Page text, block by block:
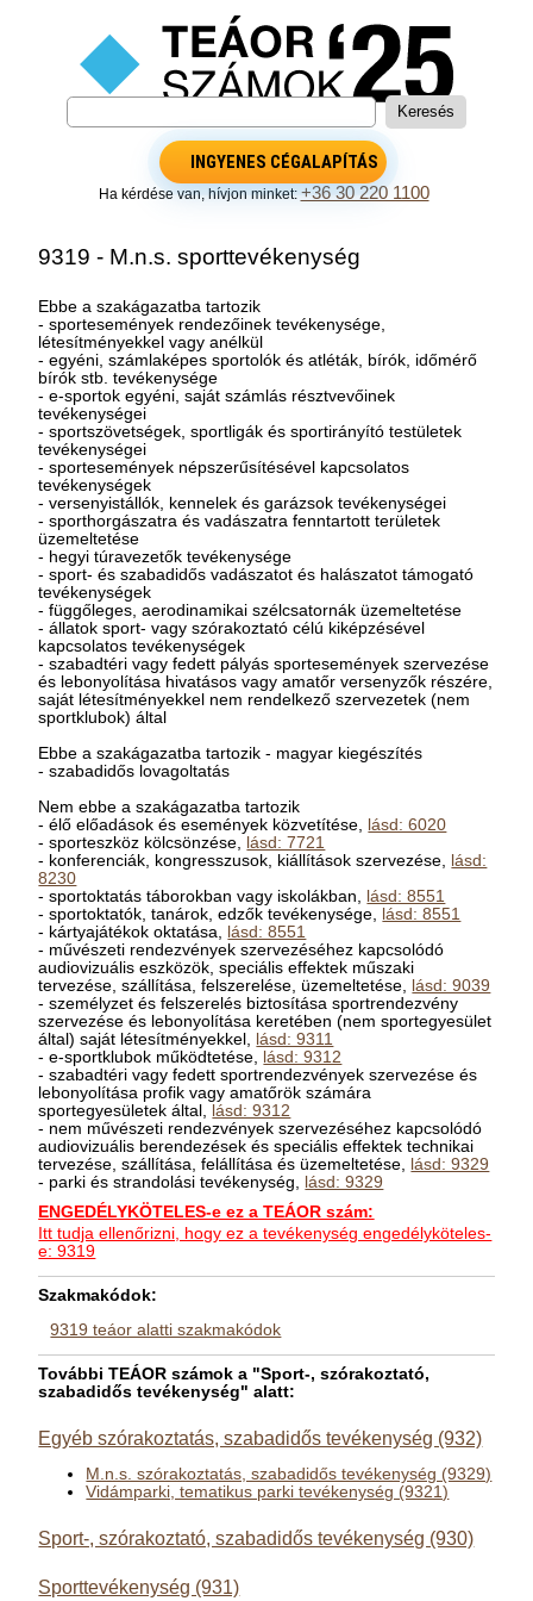
INGYENES CÉGALAPÍTÁS
Ha kérdése van, hívjon minket:+36 30 220 1100
9319 - M.n.s. sporttevékenység
Ebbe a szakágazatba tartozik
- sportesemények rendezőinek tevékenysége,
létesítményekkel vagy anélkül
- egyéni, számlaképes sportolók és atléták, bírók, időmérő
bírók stb. tevékenysége
- e-sportok egyéni, saját számlás résztvevőinek
tevékenységei
- sportszövetségek, sportligák és sportirányító testületek
tevékenységei
- sportesemények népszerűsítésével kapcsolatos
tevékenységek
- versenyistállók, kennelek és garázsok tevékenységei
- sporthorgászatra és vadászatra fenntartott területek
üzemeltetése
- hegyi túravezetők tevékenysége
- sport- és szabadidős vadászatot és halászatot támogató
tevékenységek
- függőleges, aerodinamikai szélcsatornák üzemeltetése
- állatok sport- vagy szórakoztató célú kiképzésével
kapcsolatos tevékenységek
- szabadtéri vagy fedett pályás sportesemények szervezése
és lebonyolítása hivatásos vagy amatőr versenyzők részére,
saját létesítményekkel nem rendelkező szervezetek (nem
sportklubok) által
Ebbe a szakágazatba tartozik - magyar kiegészítés
- szabadidős lovagoltatás
Nem ebbe a szakágazatba tartozik
- élő előadások és események közvetítése, lásd: 6020
- sporteszköz kölcsönzése, lásd: 7721
- konferenciák, kongresszusok, kiállítások szervezése, lásd:
8230
- sportoktatás táborokban vagy iskolákban, lásd: 8551
- sportoktatók, tanárok, edzők tevékenysége, lásd: 8551
- kártyajátékok oktatása, lásd: 8551
- művészeti rendezvények szervezéséhez kapcsolódó
audiovizuális eszközök, speciális effektek műszaki
tervezése, szállítása, felszerelése, üzemeltetése, lásd: 9039
- személyzet és felszerelés biztosítása sportrendezvény
szervezése és lebonyolítása keretében (nem sportegyesület
által) saját létesítményekkel, lásd: 9311
- e-sportklubok működtetése, lásd: 9312
- szabadtéri vagy fedett sportrendezvények szervezése és
lebonyolítása profik vagy amatőrök számára
sportegyesületek által, lásd: 9312
- nem művészeti rendezvények szervezéséhez kapcsolódó
audiovizuális berendezések és speciális effektek technikai
tervezése, szállítása, felállítása és üzemeltetése, lásd: 9329
- parki és strandolási tevékenység, lásd: 9329
ENGEDÉLYKÖTELES-e ez a TEÁOR szám:
Itt tudja ellenőrizni, hogy ez a tevékenység engedélyköteles-
e: 9319
Szakmakódok:
9319 teáor alatti szakmakódok
További TEÁOR számok a "Sport-, szórakoztató,
szabadidős tevékenység" alatt:
Egyéb szórakoztatás, szabadidős tevékenység (932)
M.n.s. szórakoztatás, szabadidős tevékenység (9329)
Vidámparki, tematikus parki tevékenység (9321)
Sport-, szórakoztató, szabadidős tevékenység (930)
Sporttevékenység (931)